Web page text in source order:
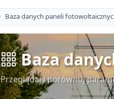
Baza danych paneli
Baza
Przeglądaj i porównuj